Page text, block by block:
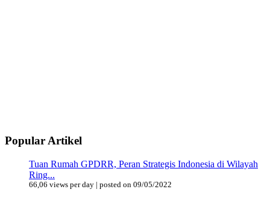
Popular Artikel
Tuan Rumah GPDRR, Peran Strategis Indonesia di Wilayah
Ring...
66,06 views per day | posted on 09/05/2022